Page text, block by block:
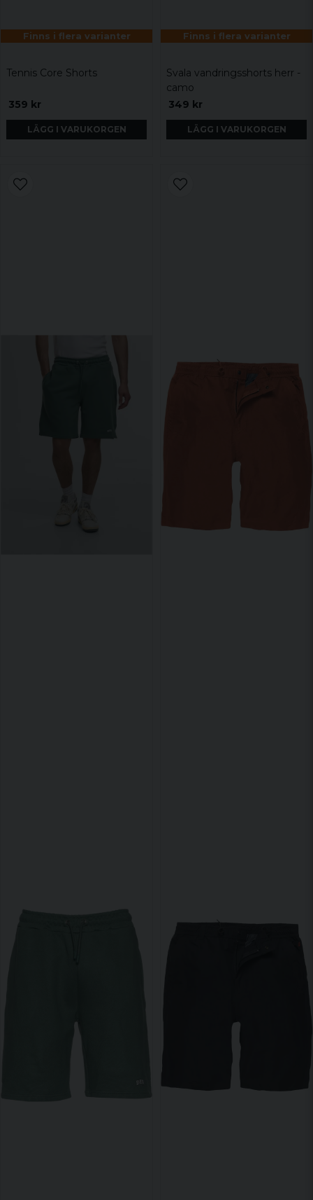
Finns i flera varianter
Tennis Core Shorts
359 kr
LÄGG I VARUKORGEN
Finns i flera varianter
Svala vandringsshorts herr -
camo
349 kr
LÄGG I VARUKORGEN